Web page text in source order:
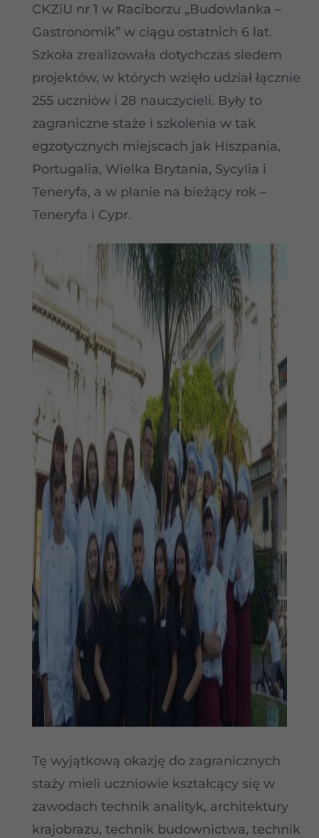
CKZiU nr 1 w Raciborzu „Budowlanka –
Gastronomik” w ciągu ostatnich 6 lat.
Szkoła zrealizowała dotychczas siedem
projektów, w których wzięło udział łącznie
255 uczniów i 28 nauczycieli. Były to
zagraniczne staże i szkolenia w tak
egzotycznych miejscach jak Hiszpania,
Portugalia, Wielka Brytania, Sycylia i
Teneryfa, a w planie na bieżący rok –
Teneryfa i Cypr.
Tę wyjątkową okazję do zagranicznych
staży mieli uczniowie kształcący się w
zawodach technik analityk, architektury
krajobrazu, technik budownictwa, technik